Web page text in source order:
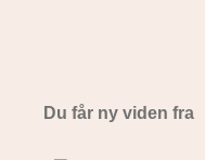
Du får ny viden fra